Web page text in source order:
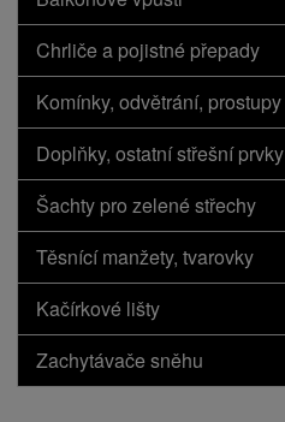
Chrliče a pojistné přepady
Komínky, odvětrání, prostupy
Doplňky, ostatní střešní prvky
Šachty pro zelené střechy
Těsnící manžety, tvarovky
Kačírkové lišty
Zachytávače sněhu